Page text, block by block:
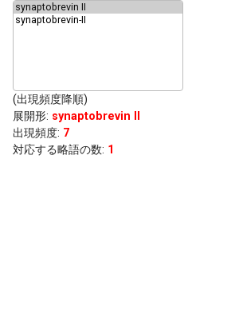
(出現頻度降順)
展開形: synaptobrevin II
出現頻度: 7
対応する略語の数: 1